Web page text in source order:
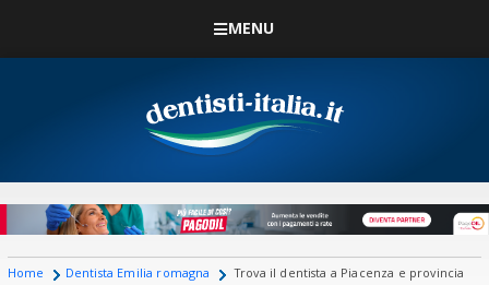
MENU
Home Dentista Emilia romagna Trova il dentista a Piacenza e provincia